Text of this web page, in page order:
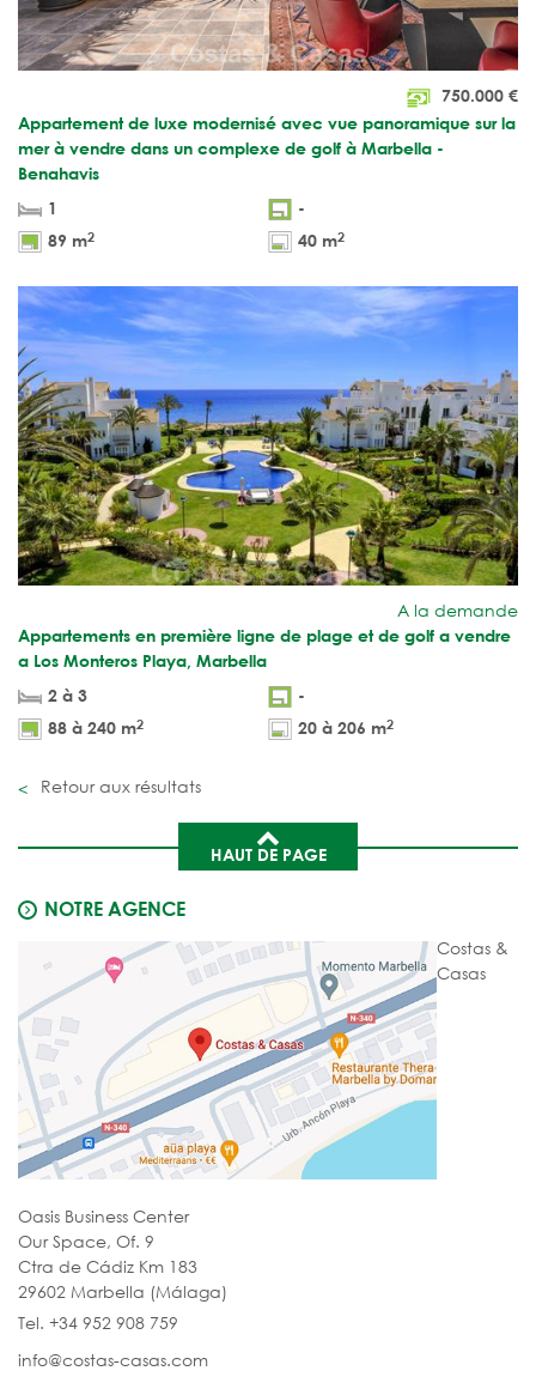
750.000 €
Appartement de luxe modernisé avec vue panoramique sur la
mer à vendre dans un complexe de golf à Marbella -
Benahavis
1
-
89 m2 40 m2
A la demande
Appartements en première ligne de plage et de golf a vendre
a Los Monteros Playa, Marbella
2 à 3
-
88 à 240 m2 20 à 206 m2
Retour aux résultats
HAUT DE PAGE
NOTRE AGENCE
Costas &
Casas
Oasis Business Center
Our Space, Of. 9
Ctra de Cádiz Km 183
29602 Marbella (Málaga)
Tel. +34 952 908 759
info@costas-casas.com